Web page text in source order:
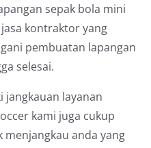
sepak bola mini
kontraktor yang
pembuatan lapangan
selesai.
jangkauan layanan
kami juga cukup
anda yang